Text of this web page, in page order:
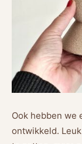
Ook hebben we
ontwikkeld.